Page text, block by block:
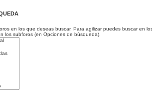
en los que deseas buscar. Para agilizar puedes buscar en
los subforos (en Opciones de búsqueda).